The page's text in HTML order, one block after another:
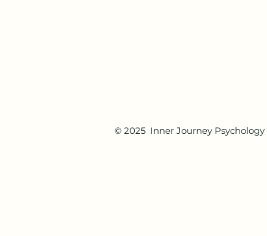
© 2025 Inner Journey Psychology